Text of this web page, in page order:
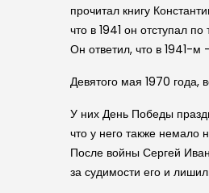
прочитал книгу
что в 1941 он отступал
Он ответил, что в 1941-м
Девятого мая 1970 года,
У них День Победы
что у него также немало
После войны Сергей
за судимости его и